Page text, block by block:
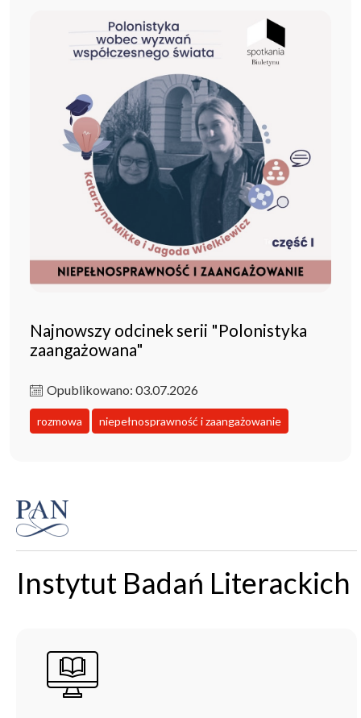
Najnowszy odcinek serii "Polonistyka
zaangażowana"
Opublikowano: 03.07.2026
rozmowa niepełnosprawność i zaangażowanie
Instytut Badań Literackich